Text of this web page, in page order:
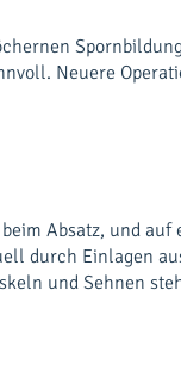
Neuere
Absatz, und auf
durch Einlagen
und Sehnen